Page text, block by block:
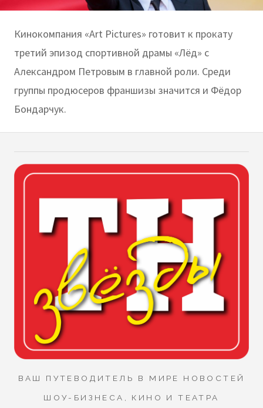
Кинокомпания «Art Pictures» готовит к прокату
третий эпизод спортивной драмы «Лёд» с
Александром Петровым в главной роли. Среди
группы продюсеров франшизы значится и Фёдор
Бондарчук.
ВАШ ПУТЕВОДИТЕЛЬ В МИРЕ НОВОСТЕЙ
ШОУ-БИЗНЕСА, КИНО И ТЕАТРА